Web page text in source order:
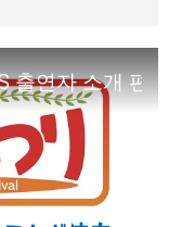
출연자 소개 편